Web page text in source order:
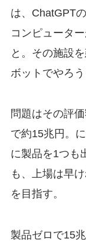
は、ChatGPT
コンピュータ
と。その施設
ボットでやろ
問題はその評
で約15兆円。
に製品を1つも
も、上場は早
を目指す。
製品ゼロで15